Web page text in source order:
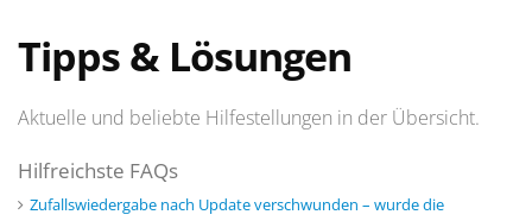
Tipps & Lösungen
Aktuelle und beliebte Hilfestellungen in der Übersicht.
Hilfreichste FAQs
Zufallswiedergabe nach Update verschwunden – wurde die